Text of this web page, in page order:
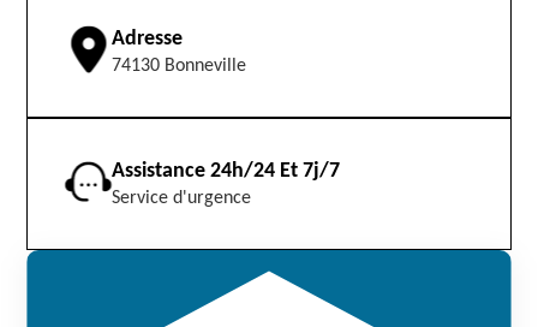
Adresse
74130 Bonneville
Assistance 24h/24 Et 7j/7
Service d'urgence